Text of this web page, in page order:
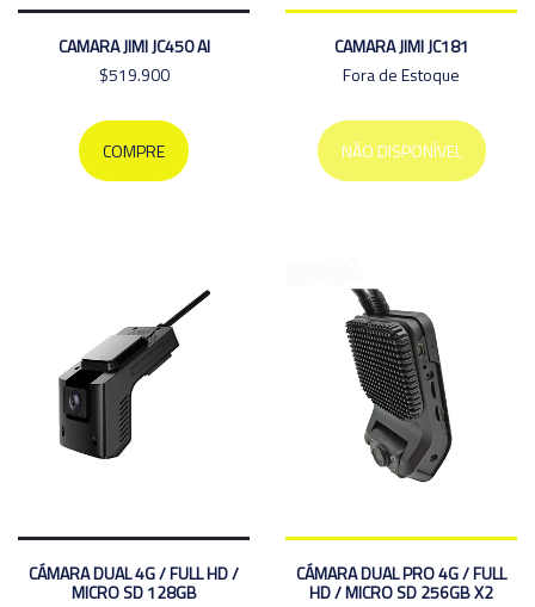
CAMARA JIMI JC450 AI
$519.900
COMPRE
CAMARA JIMI JC181
Fora de Estoque
NÃO DISPONÍVEL
CÁMARA DUAL 4G / FULL HD /
MICRO SD 128GB
CÁMARA DUAL PRO 4G / FULL
HD / MICRO SD 256GB X2